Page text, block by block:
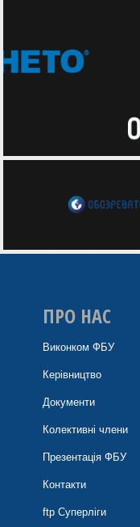
ПРО НАС
Виконком ФБУ
Керівництво
Документи
Колективні члени
Презентація ФБУ
Контакти
ftp Суперліги